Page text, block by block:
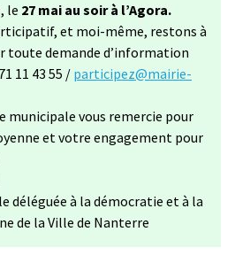
, le 27 mai au soir à l’Agora.
et moi-même, restons à
toute demande d’information
11 43 55 / participez@mairie-
un nouvel onglet)
municipale vous remercie pour
et votre engagement pour
déléguée à la démocratie et à la
de la Ville de Nanterre